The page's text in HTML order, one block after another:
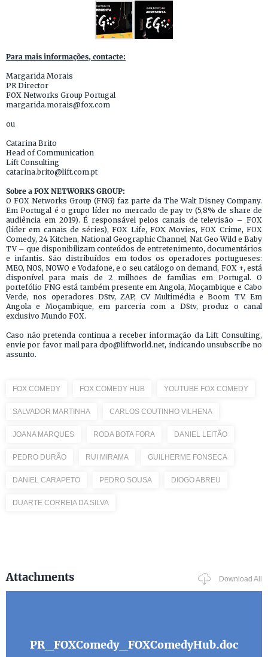
Para mais informações, contacte:
Margarida Morais
PR Director
FOX Networks Group Portugal
margarida.morais@fox.com
ou
Catarina Brito
Head of Communication
Lift Consulting
catarina.brito@lift.com.pt
Sobre a FOX NETWORKS GROUP:
O FOX Networks Group (FNG) faz parte da The Walt Disney Company.
Em Portugal é o grupo líder no mercado de pay tv (5,8% de share de
audiência em 2019). É responsável pelos canais de televisão – FOX
(líder em canais de séries), FOX Life, FOX Movies, FOX Crime, FOX
Comedy, 24 Kitchen, National Geographic Channel, Nat Geo Wild e Baby
TV – que disponibilizam conteúdos de entretenimento, documentários
e infantis. São distribuídos em todos os operadores portugueses:
MEO, NOS, NOWO e Vodafone, e o seu catálogo on demand, FOX +, está
disponível para mais de 2 milhões de famílias em Portugal. O
portefólio FNG está também presente em Angola, Moçambique e Cabo
Verde, nos operadores DStv, ZAP, CV Multimédia e Boom TV. Em
Angola e Moçambique, em parceria com a DStv, produz o canal
exclusivo Mundo FOX.
Caso não pretenda continua a receber informação da Lift Consulting,
envie por favor mail para dpo@liftworld.net, indicando unsubscribe no
assunto.
FOX COMEDY FOX COMEDY HUB YOUTUBE FOX COMEDY
SALVADOR MARTINHA CARLOS COUTINHO VILHENA
JOANA MARQUES RODA BOTA FORA DANIEL LEITÃO
PEDRO DURÃO RUI MIRAMA GUILHERME FONSECA
DANIEL CARAPETO PEDRO SOUSA DIOGO ABREU
DUARTE CORREIA DA SILVA
Attachments Download All
PR_FOXComedy_FOXComedyHub.doc